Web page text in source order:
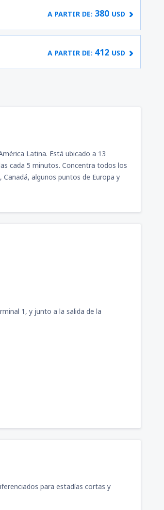
A PARTIR DE: 380 USD
A PARTIR DE: 412 USD
Latina. Está ubicado a 13
cada 5 minutos. Concentra todos los
algunos puntos de Europa y
1, y junto a la salida de la
para estadías cortas y